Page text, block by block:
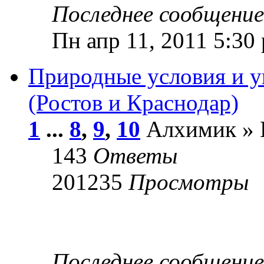
Последнее
Пн апр 11, 2011 5:30
Природные условия и
(Ростов и Краснодар)
1 ... 8, 9, 10 Алхимик »
143 Ответы
201235 Просмотры